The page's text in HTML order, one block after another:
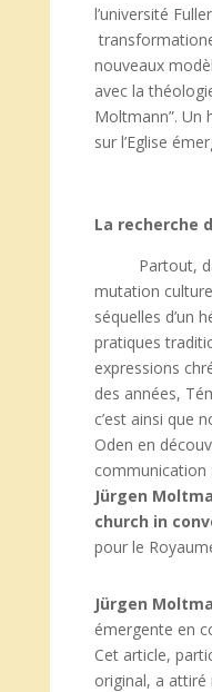
l’université
nouveaux
avec la
Moltmann”.
sur l’Eglise
La recherche
Partout,
mutation
séquelles d’un
pratiques
expressions
des années,
c’est ainsi que
Oden en
communication
Jürgen
church in
pour le
Jürgen
émergente en
Cet article,
original, a attiré